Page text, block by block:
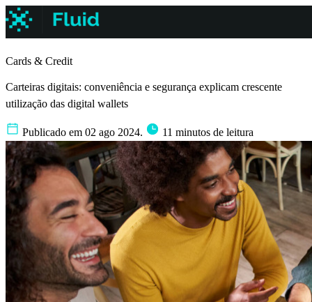
Cards & Credit
Carteiras digitais: conveniência e segurança explicam crescente
utilização das digital wallets
Publicado em 02 ago 2024. 11 minutos de leitura